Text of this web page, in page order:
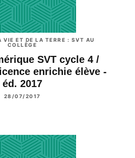
VIE ET DE LA TERRE : SVT AU
COLLÈGE
SVT cycle 4 /
enrichie élève -
éd. 2017
28/07/2017